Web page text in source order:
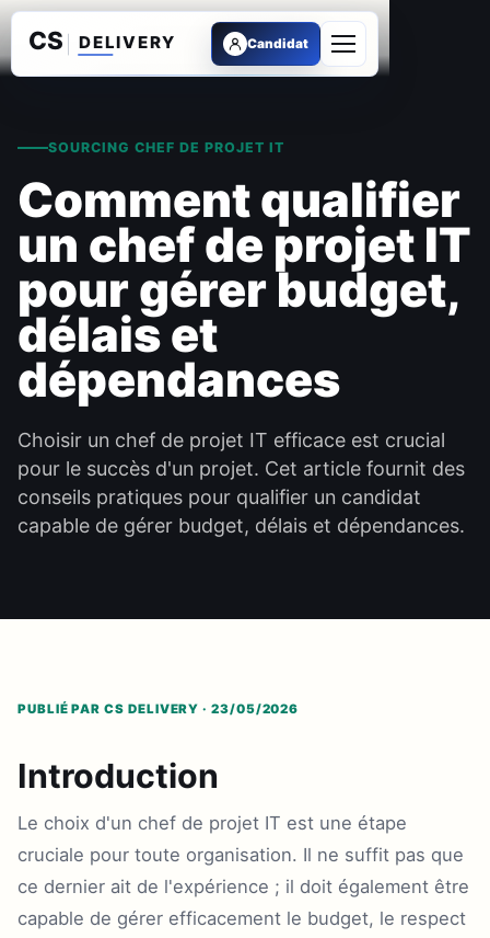
Candidat
Ouvrir le menu
SOURCING CHEF DE PROJET IT
Comment qualifier
un chef de projet IT
pour gérer budget,
délais et
dépendances
Choisir un chef de projet IT efficace est crucial
pour le succès d'un projet. Cet article fournit des
conseils pratiques pour qualifier un candidat
capable de gérer budget, délais et dépendances.
PUBLIÉ PAR CS DELIVERY · 23/05/2026
Introduction
Le choix d'un chef de projet IT est une étape
cruciale pour toute organisation. Il ne suffit pas que
ce dernier ait de l'expérience ; il doit également être
capable de gérer efficacement le budget, le respect